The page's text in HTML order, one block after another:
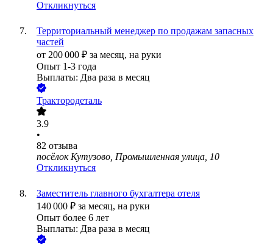
Откликнуться
Территориальный менеджер по продажам запасных
частей
от 200 000 ₽ за месяц, на руки
Опыт 1-3 года
Выплаты: Два раза в месяц
Трактородеталь
3.9
•
82 отзыва
посёлок Кутузово, Промышленная улица, 10
Откликнуться
Заместитель главного бухгалтера отеля
140 000 ₽ за месяц, на руки
Опыт более 6 лет
Выплаты: Два раза в месяц